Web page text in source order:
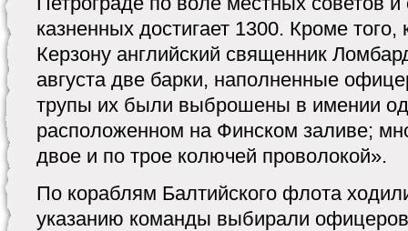
казненных достигает 1300. Кроме
Керзону английский священник
августа две барки, наполненные
трупы их были выброшены в имении
расположенном на Финском заливе;
двое и по трое колючей проволокой».
По кораблям Балтийского флота
указанию команды выбирали